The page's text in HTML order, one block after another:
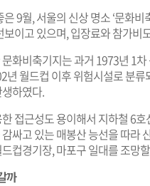
9월, 서울의 신상 명소 ‘문화
보이고 있으며, 입장료와 참가비
화비축기지는 과거 1973년 1
년 월드컵 이후 위험시설로 분
하였다.
접근성도 용이해서 지하철 6
싸고 있는 매봉산 능선을 따라
컵경기장, 마포구 일대를 조망
까